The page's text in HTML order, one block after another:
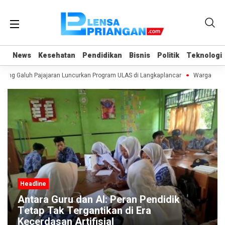
News Kesehatan Pendidikan Bisnis Politik Teknologi
News Kesehatan Pendidikan Bisnis Politik Teknologi
Galuh Pajajaran Luncurkan Program ULAS di Langkaplancar Warga
Guru dan AI: Peran Pendidik
Tak Tergantikan di Era
Artifisial